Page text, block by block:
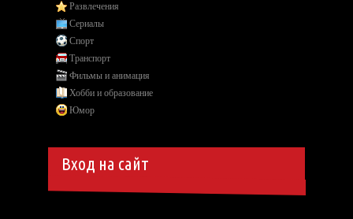
Развлечения
Сериалы
Спорт
Транспорт
Фильмы и анимация
Хобби и образование
Юмор
Вход на сайт